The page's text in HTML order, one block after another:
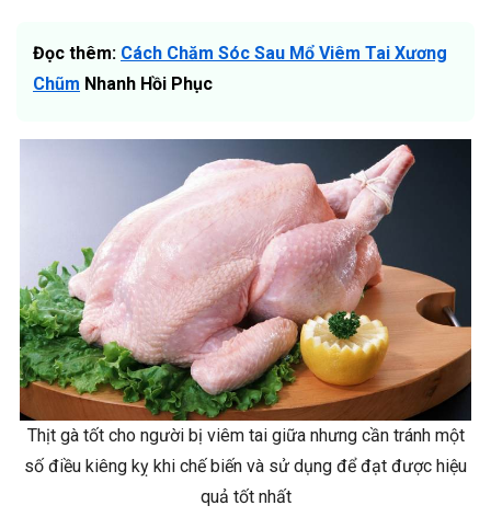
Đọc thêm: Cách Chăm Sóc Sau Mổ Viêm Tai Xương
Chũm Nhanh Hồi Phục
Thịt gà tốt cho người bị viêm tai giữa nhưng cần tránh một
số điều kiêng kỵ khi chế biến và sử dụng để đạt được hiệu
quả tốt nhất